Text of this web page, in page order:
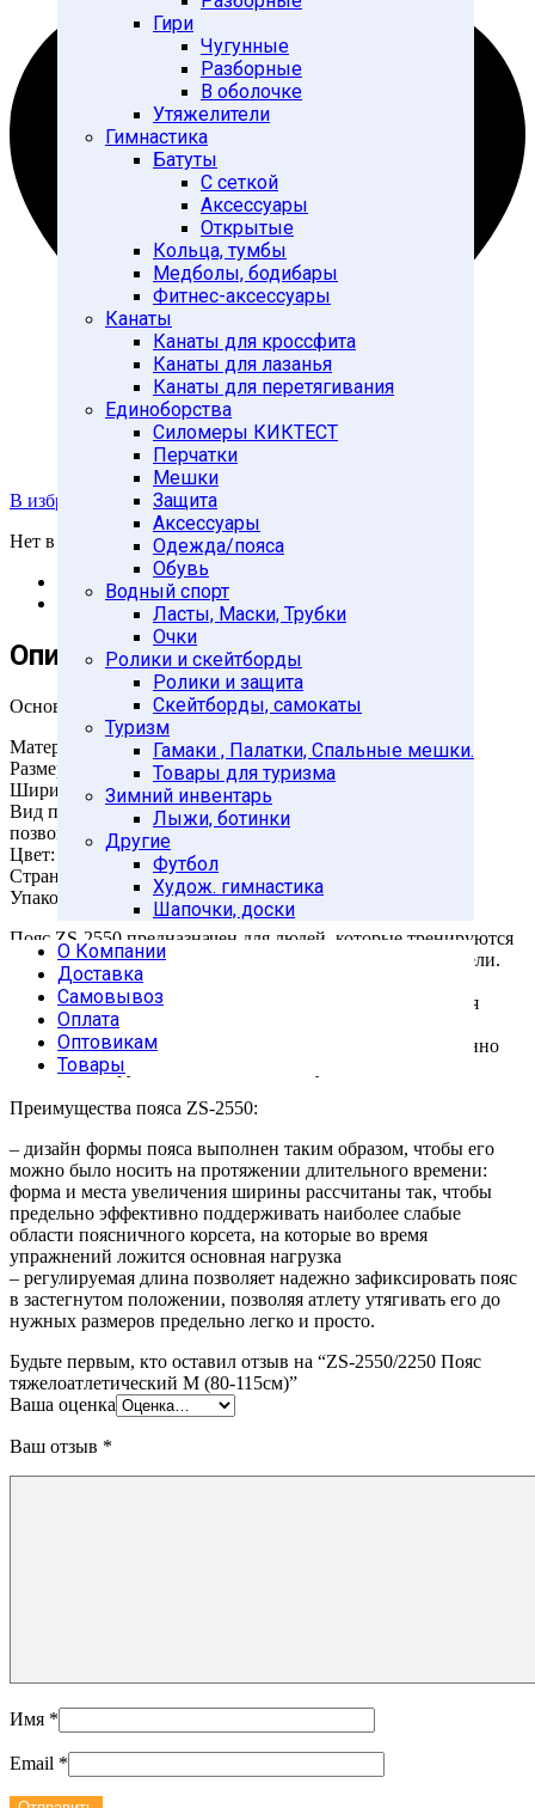
Гири
Чугунные
Разборные
В оболочке
Утяжелители
Гимнастика
Батуты
С сеткой
Аксессуары
Открытые
Кольца, тумбы
Медболы, бодибары
Фитнес-аксессуары
Канаты
Канаты для кроссфита
Канаты для лазанья
Канаты для перетягивания
Единоборства
Силомеры КИКТЕСТ
Перчатки
Мешки
Защита
Аксессуары
Одежда/пояса
Обувь
Водный спорт
Ласты, Маски, Трубки
Очки
Ролики и скейтборды
Ролики и защита
Скейтборды, самокаты
Туризм
Гамаки , Палатки, Спальные мешки.
Товары для туризма
Зимний инвентарь
Лыжи, ботинки
Другие
Футбол
Худож. гимнастика
Шапочки, доски
О Компании
Доставка
Самовывоз
Оплата
Оптовикам
Товары
В избранное
Нет в наличии
Описание
Отзывы (0)
Описание
Основные характеристики
Материалы: полиэстер, фланель, этил-винил-ацетат
Размер: регулируемый, M (80-115см)
Ширина: 15,5см
Вид применения: для фиксации поясничного отдела
позвоночника по время занятий тяжелой атлетикой
Цвет: черный
Страна-производитель: Китай
Упаковка: индивидуальная цветная коробка
Пояс ZS-2550 предназначен для людей, которые тренируются
в тренажерных залах со свободным весом: штанга, гантели.
Нередко во время таких тренировок доходит дело к
избыточным нагрузкам, которые являются опасными для
здоровья.
Применяя пояс, мы охраняем наш позвоночник, а особенно
наиболее нагруженный поясничный участок.
Преимущества пояса ZS-2550:
– дизайн формы пояса выполнен таким образом, чтобы его
можно было носить на протяжении длительного времени:
форма и места увеличения ширины рассчитаны так, чтобы
предельно эффективно поддерживать наиболее слабые
области поясничного корсета, на которые во время
упражнений ложится основная нагрузка
– регулируемая длина позволяет надежно зафиксировать пояс
в застегнутом положении, позволяя атлету утягивать его до
нужных размеров предельно легко и просто.
Будьте первым, кто оставил отзыв на “ZS-2550/2250 Пояс
тяжелоатлетический M (80-115см)”
Ваша оценка
Ваш отзыв *
Имя *
Email *